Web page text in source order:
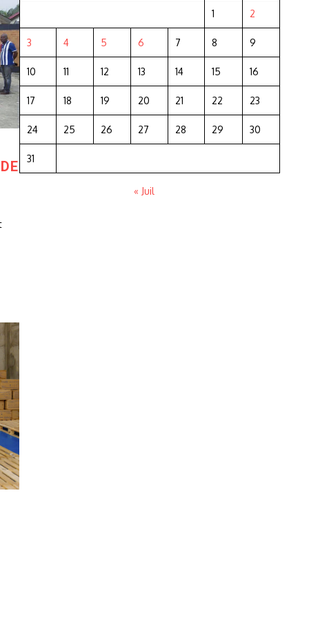
1 2
3 4 5 6 7 8 9
10 11 12 13 14 15 16
17 18 19 20 21 22 23
24 25 26 27 28 29 30
31
« Juil